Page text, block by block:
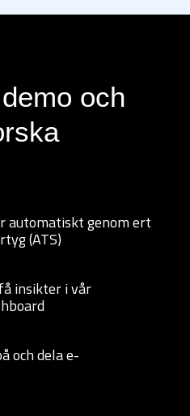
och
automatiskt genom ert
(ATS)
insikter i vår
och dela e-